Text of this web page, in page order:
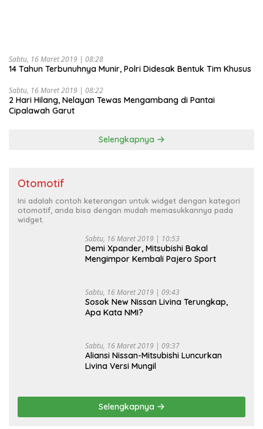
Sabtu, 16 Maret 2019 | 08:28
14 Tahun Terbunuhnya Munir, Polri Didesak Bentuk Tim Khusus
Sabtu, 16 Maret 2019 | 08:22
2 Hari Hilang, Nelayan Tewas Mengambang di Pantai
Cipalawah Garut
Selengkapnya
Otomotif
Ini adalah contoh keterangan untuk widget dengan kategori
otomotif, anda bisa dengan mudah memasukkannya pada
widget.
Sabtu, 16 Maret 2019 | 10:53
Demi Xpander, Mitsubishi Bakal
Mengimpor Kembali Pajero Sport
Sabtu, 16 Maret 2019 | 09:43
Sosok New Nissan Livina Terungkap,
Apa Kata NMI?
Sabtu, 16 Maret 2019 | 09:37
Aliansi Nissan-Mitsubishi Luncurkan
Livina Versi Mungil
Selengkapnya